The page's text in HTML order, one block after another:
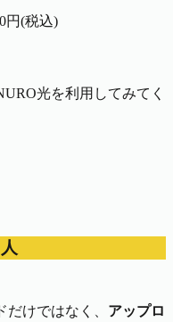
円(税込)
光を利用してみてく
けではなく、 アップロ